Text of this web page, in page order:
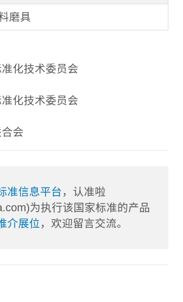
磨具
化技术委员会
化技术委员会
会
准信息平台 ，认准啦
为执行该国家标准的产品
介展位 ，欢迎留言交流。